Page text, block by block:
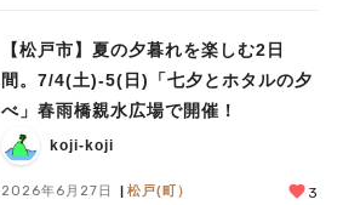
【松戸市】夏の夕暮れを楽しむ2日
間。7/4(土)-5(日)「七夕とホタルの夕
べ」春雨橋親水広場で開催！
koji-koji
2026年6月27日 松戸(町） 3